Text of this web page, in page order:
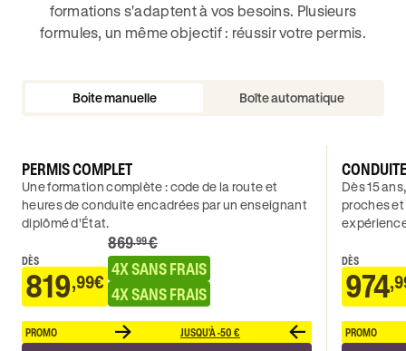
formations s'adaptent à vos besoins. Plusieurs
formules, un même objectif : réussir votre permis.
Boite manuelle Boîte automatique
PERMIS COMPLET
Une formation complète : code de la route et
heures de conduite encadrées par un enseignant
diplômé d’État.
DÈS
819,99€
869 .99€
4X SANS FRAIS
4X SANS FRAIS
PROMO JUSQU'À -50 €
Dès 15
proches
DÈS
974
PROMO